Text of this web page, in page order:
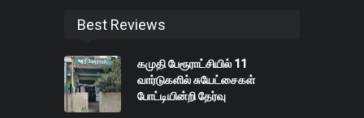
Best Reviews
கமுதி பேரூராட்சியில் 11
வார்டுகளில் சுயேட்சைகள்
போட்டியின்றி தேர்வு